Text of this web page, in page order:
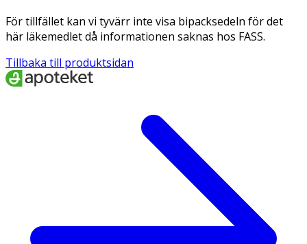
För tillfället kan vi tyvärr inte visa bipacksedeln för det
här läkemedlet då informationen saknas hos FASS.
Tillbaka till produktsidan